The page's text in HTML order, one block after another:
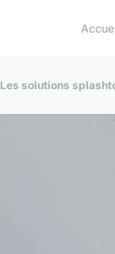
Les solutions